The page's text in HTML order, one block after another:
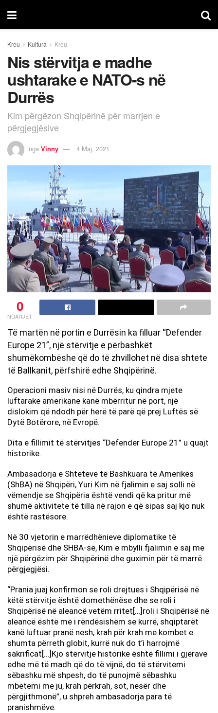
Kreu Kultura Kreu
Nis stërvitja e madhe
ushtarake e NATO-s në
Durrës
Kim përgëzon Shqipërinë për marrjen e
përgjegjësive
nga Vinny 4 Maj, 2021
0
NDARJET
Të martën në portin e Durrësin ka filluar “Defender
Europe 21”, një stërvitje e përbashkët
shumëkombëshe që do të zhvillohet në disa shtete
të Ballkanit, përfshirë edhe Shqipërinë.
Operacioni masiv nisi në Durrës, ku qindra mjete
luftarake amerikane kanë mbërritur në port, një
dislokim që ndodh për herë të parë që prej Luftës së
Dytë Botërore, në Evropë.
Dita e fillimit të stërvitjes “Defender Europe 21” u quajt
historike.
Ambasadorja e Shteteve të Bashkuara të Amerikës
(ShBA) në Shqipëri, Yuri Kim në fjalimin e saj solli në
vëmendje se Shqipëria është vendi që ka pritur më
shumë aktivitete të tilla në rajon e që sipas saj kjo nuk
është rastësore.
Në 30 vjetorin e marrëdhënieve diplomatike të
Shqipërisë dhe SHBA-së, Kim e mbylli fjalimin e saj me
një përgëzim për Shqipërinë dhe guximin për të marrë
përgjegjësi.
“Prania juaj konfirmon se roli drejtues i Shqipërisë në
këtë stërvitje është domethënëse dhe se roli i
Shqipërisë në aleancë vetëm rritet[…]roli i Shqipërisë në
aleancë është më i rëndësishëm se kurrë, shqiptarët
kanë luftuar pranë nesh, krah për krah me kombet e
shumta përreth globit, kurrë nuk do t’i harrojmë
sakrificat[…]Kjo stërvitje historike është fillimi i gjërave
edhe më të madh që do të vijnë, do të stërvitemi
sëbashku më shpesh, do të punojmë sëbashku
mbetemi me ju, krah përkrah, sot, nesër dhe
përgjithmonë”, u shpreh ambasadorja para të
pranishmëve.